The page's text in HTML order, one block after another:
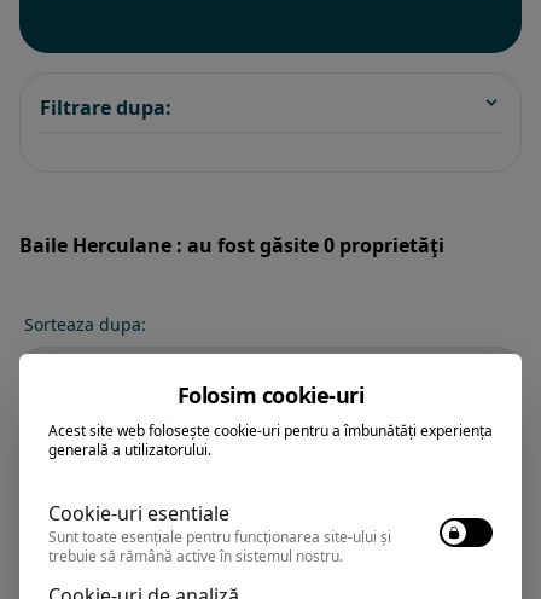
Filtrare dupa:
Baile Herculane : au fost găsite 0 proprietăţi
Sorteaza dupa:
BEST PRICE
Exclusiv Paradis
Stele 5-1
Folosim cookie-uri
Acest site web folosește cookie-uri pentru a îmbunătăți experiența
generală a utilizatorului.
Cookie-uri esentiale
Sunt toate esențiale pentru funcționarea site-ului și
trebuie să rămână active în sistemul nostru.